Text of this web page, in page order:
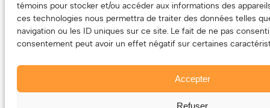
témoins pour stocker et/ou accéder aux informations des
ces technologies nous permettra de traiter des données telles
navigation ou les ID uniques sur ce site. Le fait de ne pas
consentement peut avoir un effet négatif sur certaines
Accepter
Refuser